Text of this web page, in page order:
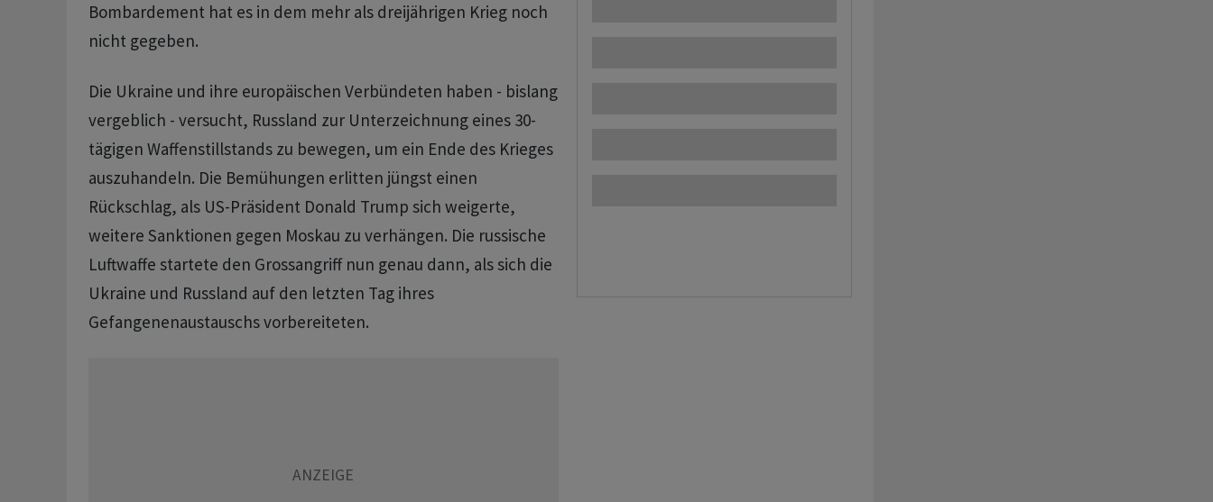
Bombardement hat es in dem mehr als dreijährigen Krieg noch
nicht gegeben.
Die Ukraine und ihre europäischen Verbündeten haben - bislang
vergeblich - versucht, Russland zur Unterzeichnung eines 30-
tägigen Waffenstillstands zu bewegen, um ein Ende des Krieges
auszuhandeln. Die Bemühungen erlitten jüngst einen
Rückschlag, als US-Präsident Donald Trump sich weigerte,
weitere Sanktionen gegen Moskau zu verhängen. Die russische
Luftwaffe startete den Grossangriff nun genau dann, als sich die
Ukraine und Russland auf den letzten Tag ihres
Gefangenenaustauschs vorbereiteten.